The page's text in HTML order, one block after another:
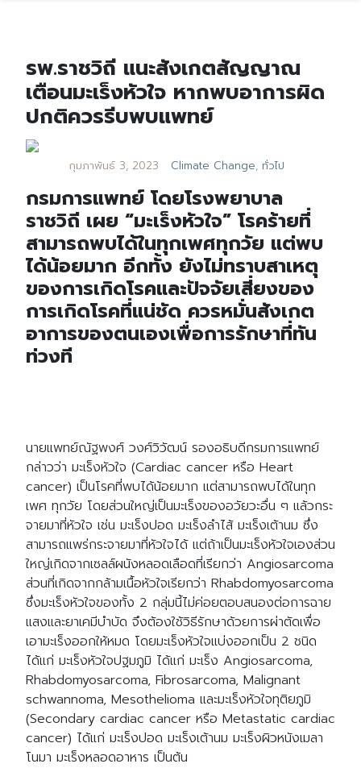
รพ.ราชวิถี แนะสังเกตสัญญาณ
เตือนมะเร็งหัวใจ หากพบอาการผิด
ปกติควรรีบพบแพทย์
กุมภาพันธ์ 3, 2023 Climate Change, ทั่วไป
กรมการแพทย์ โดยโรงพยาบาล
ราชวิถี เผย “มะเร็งหัวใจ” โรคร้ายที่
สามารถพบได้ในทุกเพศทุกวัย แต่พบ
ได้น้อยมาก อีกทั้ง ยังไม่ทราบสาเหตุ
ของการเกิดโรคและปัจจัยเสี่ยงของ
การเกิดโรคที่แน่ชัด ควรหมั่นสังเกต
อาการของตนเองเพื่อการรักษาที่ทัน
ท่วงที
นายแพทย์ณัฐพงศ์ วงศ์วิวัฒน์ รองอธิบดีกรมการแพทย์
กล่าวว่า มะเร็งหัวใจ (Cardiac cancer หรือ Heart
cancer) เป็นโรคที่พบได้น้อยมาก แต่สามารถพบได้ในทุก
เพศ ทุกวัย โดยส่วนใหญ่เป็นมะเร็งของอวัยวะอื่น ๆ แล้วกระ
จายมาที่หัวใจ เช่น มะเร็งปอด มะเร็งลำไส้ มะเร็งเต้านม ซึ่ง
สามารถแพร่กระจายมาที่หัวใจได้ แต่ถ้าเป็นมะเร็งหัวใจเองส่วน
ใหญ่เกิดจากเซลล์ผนังหลอดเลือดที่เรียกว่า Angiosarcoma
ส่วนที่เกิดจากกล้ามเนื้อหัวใจเรียกว่า Rhabdomyosarcoma
ซึ่งมะเร็งหัวใจของทั้ง 2 กลุ่มนี้ไม่ค่อยตอบสนองต่อการฉาย
แสงและยาเคมีบำบัด จึงต้องใช้วิธีรักษาด้วยการผ่าตัดเพื่อ
เอามะเร็งออกให้หมด โดยมะเร็งหัวใจแบ่งออกเป็น 2 ชนิด
ได้แก่ มะเร็งหัวใจปฐมภูมิ ได้แก่ มะเร็ง Angiosarcoma,
Rhabdomyosarcoma, Fibrosarcoma, Malignant
schwannoma, Mesothelioma และมะเร็งหัวใจทุติยภูมิ
(Secondary cardiac cancer หรือ Metastatic cardiac
cancer) ได้แก่ มะเร็งปอด มะเร็งเต้านม มะเร็งผิวหนังเมลา
โนมา มะเร็งหลอดอาหาร เป็นต้น